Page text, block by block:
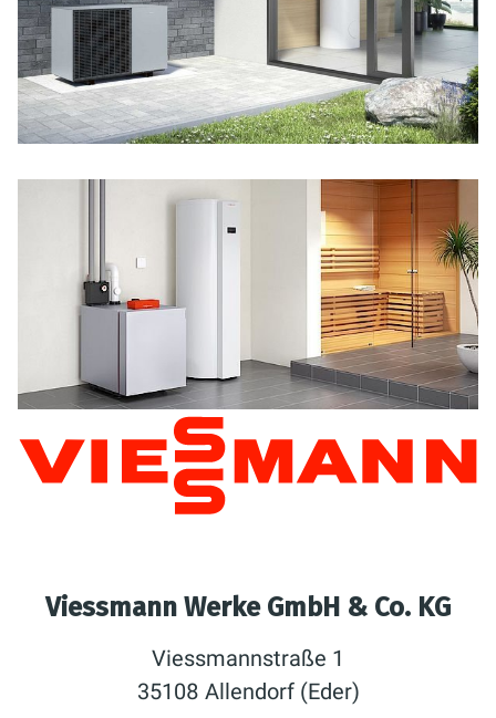
Viessmann Werke GmbH & Co. KG
Viessmannstraße 1
35108 Allendorf (Eder)